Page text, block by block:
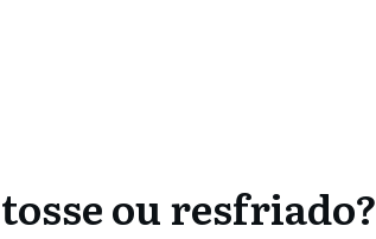
ou resfriado?